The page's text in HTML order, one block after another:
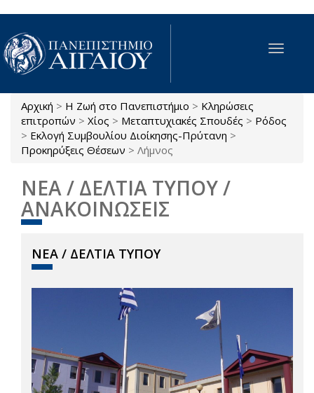
Παράκαμψη προς το κυρίως περιεχόμενο
Toggle
Είστε εδώ
Αρχική > Η Ζωή στο Πανεπιστήμιο > Κληρώσεις
επιτροπών > Χίος > Μεταπτυχιακές Σπουδές > Ρόδος
> Εκλογή Συμβουλίου Διοίκησης-Πρύτανη >
Προκηρύξεις Θέσεων > Λήμνος
ΝΕΑ / ΔΕΛΤΙΑ ΤΥΠΟΥ /
ΑΝΑΚΟΙΝΩΣΕΙΣ
ΝΕΑ / ΔΕΛΤΙΑ ΤΥΠΟΥ